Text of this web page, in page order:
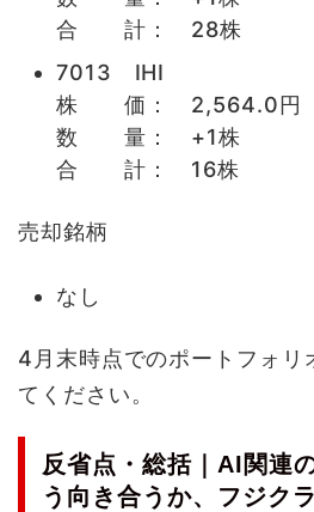
合 計： 28株
7013 IHI
株 価： 2,564.0円
数 量： +1株
合 計： 16株
売却銘柄
なし
4月末時点でのポートフォリ
てください。
反省点・総括｜AI関連
う向き合うか、フジク